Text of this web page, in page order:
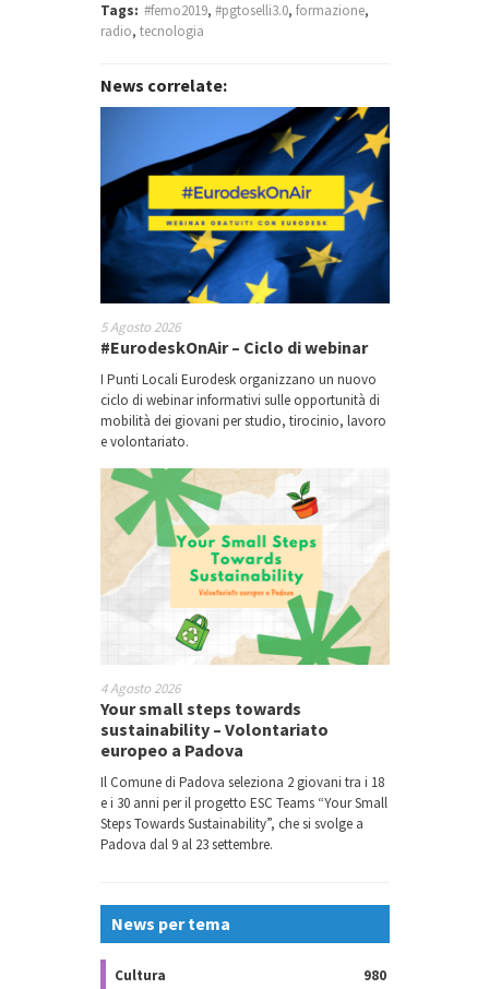
Tags: #femo2019, #pgtoselli3.0, formazione,
radio, tecnologia
News correlate:
5 Agosto 2026
#EurodeskOnAir – Ciclo di webinar
I Punti Locali Eurodesk organizzano un nuovo
ciclo di webinar informativi sulle opportunità di
mobilità dei giovani per studio, tirocinio, lavoro
e volontariato.
4 Agosto 2026
Your small steps towards
sustainability – Volontariato
europeo a Padova
Il Comune di Padova seleziona 2 giovani tra i 18
e i 30 anni per il progetto ESC Teams “Your Small
Steps Towards Sustainability”, che si svolge a
Padova dal 9 al 23 settembre.
News per tema
Cultura 980